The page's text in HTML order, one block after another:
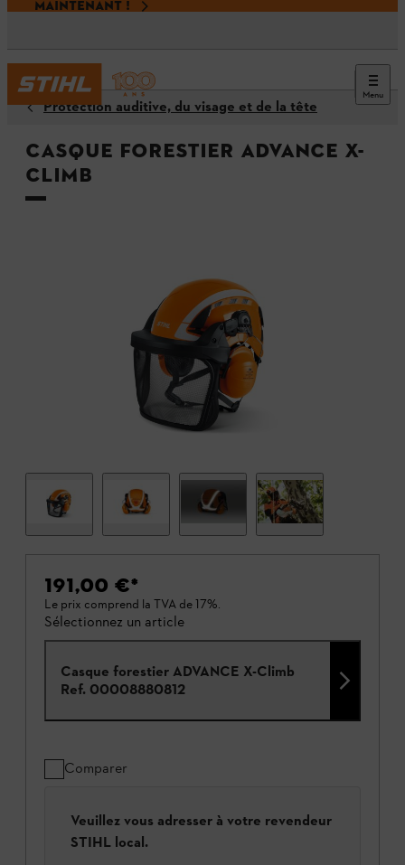
MAINTENANT !
Menu
Protection auditive, du visage et de la tête
Casque forestier ADVANCE X-
CLIMB
191,00 €*
Le prix comprend la TVA de 17%.
Sélectionnez un article
Casque forestier ADVANCE X-Climb
Ref. 00008880812
Comparer
Veuillez vous adresser à votre revendeur
STIHL local.